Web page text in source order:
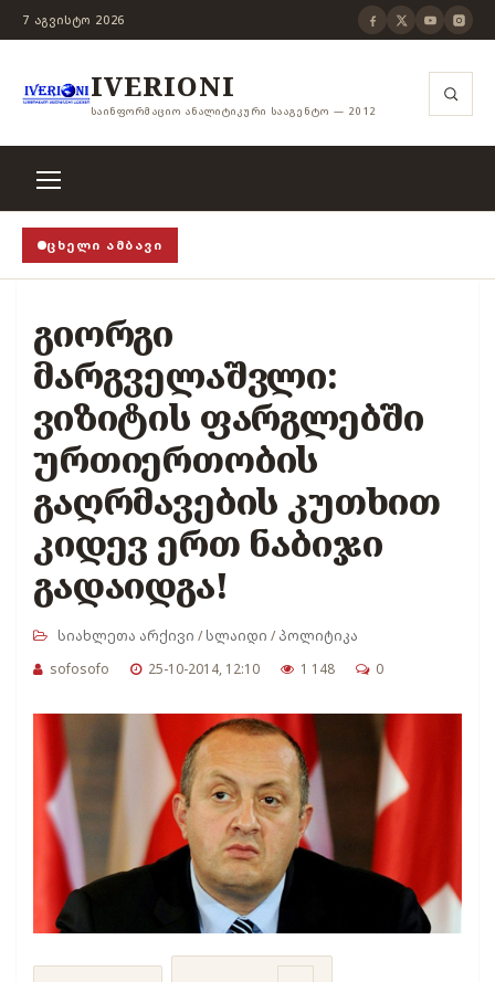
7 ᲐᲒᲕᲘᲡᲢᲝ 2026
IVERIONI
ᲡᲐᲘᲜᲤᲝᲠᲛᲐᲪᲘᲝ ᲐᲜᲐᲚᲘᲢᲘᲙᲣᲠᲘ ᲡᲐᲐᲒᲔᲜᲢᲝ — 2012
ᲪᲮᲔᲚᲘ ᲐᲛᲑᲐᲕᲘ
როცა თვითცენზურის ჭანჭიკი მოშლილია, ცენზურა
გიორგი
მარგველაშვლი:
ვიზიტის ფარგლებში
ურთიერთობის
გაღრმავების კუთხით
კიდევ ერთ ნაბიჯი
გადაიდგა!
სიახლეთა არქივი /სლაიდი /პოლიტიკა
sofosofo
25-10-2014, 12:10 1 148 0